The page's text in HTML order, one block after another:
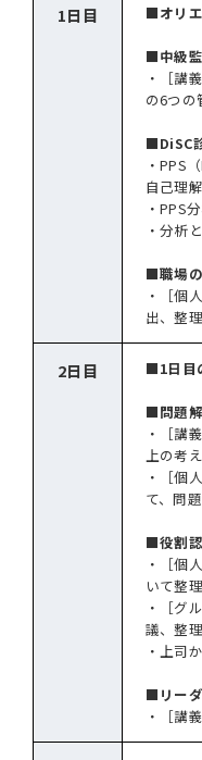
1日目 ■オリ
■中級
・［講
の6つの
■DiSC
・PPS
自己理
・PPS
・分析
■職場
・［個
出、整
2日目 ■1日目
■問題
・［講
上の考
・［個
て、問
■役割
・［個
いて整理
・［グ
議、整理
・上司
■リー
・［講